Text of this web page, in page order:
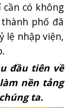
có không
phố đã
lệ nhập viện,
đầu tiên về
nền tảng
ta.